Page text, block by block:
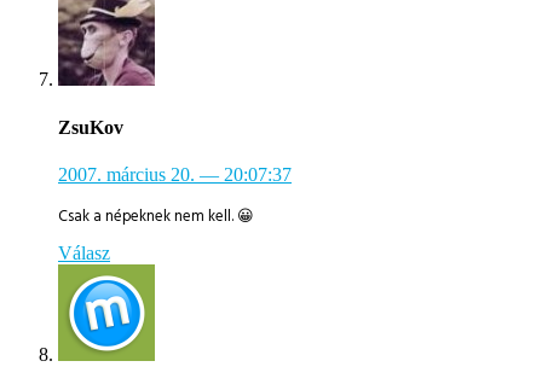
ZsuKov
2007. március 20. — 20:07:37
Csak a népeknek nem kell. 😀
Válasz